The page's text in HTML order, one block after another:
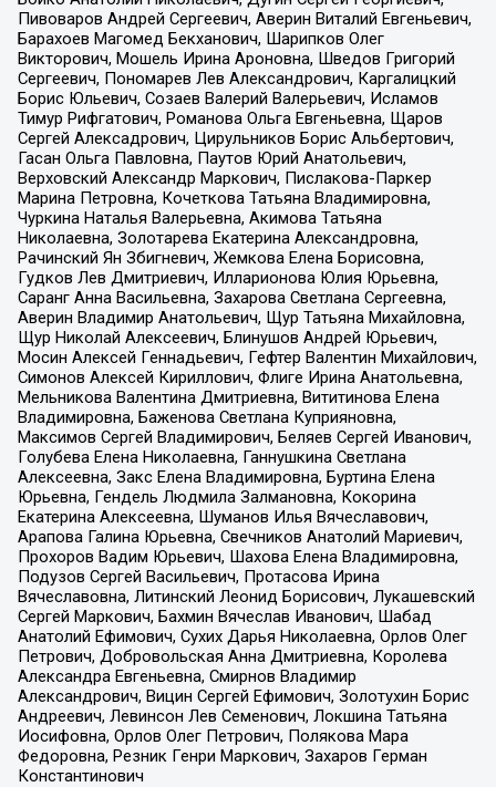
Пивоваров Андрей Сергеевич, Аверин Виталий Евгеньевич,
Барахоев Магомед Бекханович, Шарипков Олег
Викторович, Мошель Ирина Ароновна, Шведов Григорий
Сергеевич, Пономарев Лев Александрович, Каргалицкий
Борис Юльевич, Созаев Валерий Валерьевич, Исламов
Тимур Рифгатович, Романова Ольга Евгеньевна, Щаров
Сергей Алексадрович, Цирульников Борис Альбертович,
Гасан Ольга Павловна, Паутов Юрий Анатольевич,
Верховский Александр Маркович, Пислакова-Паркер
Марина Петровна, Кочеткова Татьяна Владимировна,
Чуркина Наталья Валерьевна, Акимова Татьяна
Николаевна, Золотарева Екатерина Александровна,
Рачинский Ян Збигневич, Жемкова Елена Борисовна,
Гудков Лев Дмитриевич, Илларионова Юлия Юрьевна,
Саранг Анна Васильевна, Захарова Светлана Сергеевна,
Аверин Владимир Анатольевич, Щур Татьяна Михайловна,
Щур Николай Алексеевич, Блинушов Андрей Юрьевич,
Мосин Алексей Геннадьевич, Гефтер Валентин Михайлович,
Симонов Алексей Кириллович, Флиге Ирина Анатольевна,
Мельникова Валентина Дмитриевна, Вититинова Елена
Владимировна, Баженова Светлана Куприяновна,
Максимов Сергей Владимирович, Беляев Сергей Иванович,
Голубева Елена Николаевна, Ганнушкина Светлана
Алексеевна, Закс Елена Владимировна, Буртина Елена
Юрьевна, Гендель Людмила Залмановна, Кокорина
Екатерина Алексеевна, Шуманов Илья Вячеславович,
Арапова Галина Юрьевна, Свечников Анатолий Мариевич,
Прохоров Вадим Юрьевич, Шахова Елена Владимировна,
Подузов Сергей Васильевич, Протасова Ирина
Вячеславовна, Литинский Леонид Борисович, Лукашевский
Сергей Маркович, Бахмин Вячеслав Иванович, Шабад
Анатолий Ефимович, Сухих Дарья Николаевна, Орлов Олег
Петрович, Добровольская Анна Дмитриевна, Королева
Александра Евгеньевна, Смирнов Владимир
Александрович, Вицин Сергей Ефимович, Золотухин Борис
Андреевич, Левинсон Лев Семенович, Локшина Татьяна
Иосифовна, Орлов Олег Петрович, Полякова Мара
Федоровна, Резник Генри Маркович, Захаров Герман
Константинович